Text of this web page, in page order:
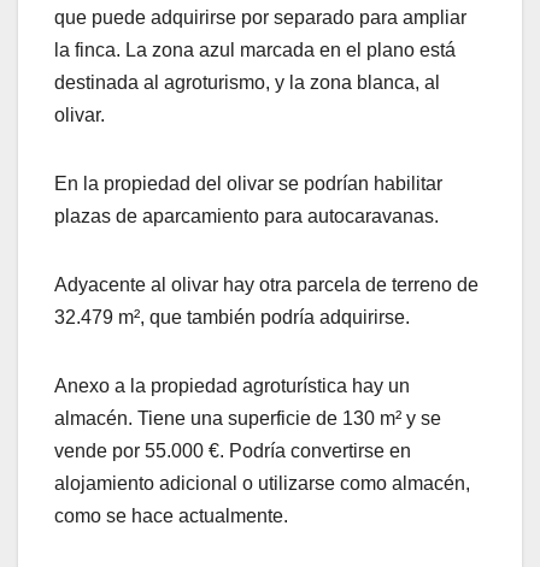
que puede adquirirse por separado para ampliar
la finca. La zona azul marcada en el plano está
destinada al agroturismo, y la zona blanca, al
olivar.
En la propiedad del olivar se podrían habilitar
plazas de aparcamiento para autocaravanas.
Adyacente al olivar hay otra parcela de terreno de
32.479 m², que también podría adquirirse.
Anexo a la propiedad agroturística hay un
almacén. Tiene una superficie de 130 m² y se
vende por 55.000 €. Podría convertirse en
alojamiento adicional o utilizarse como almacén,
como se hace actualmente.